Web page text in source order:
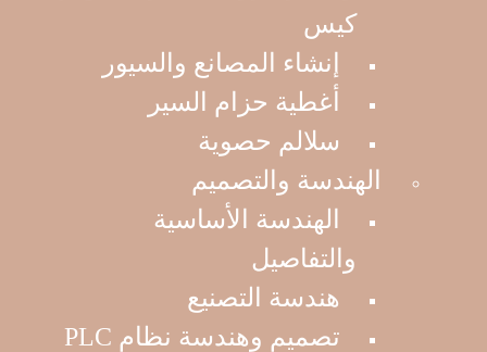
كيس
إنشاء المصانع والسيور
أغطية حزام السير
سلالم حصوية
الهندسة والتصميم
الهندسة الأساسية
والتفاصيل
هندسة التصنيع
تصميم وهندسة نظام PLC